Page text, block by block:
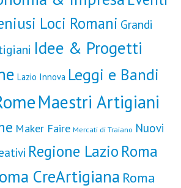
Loci Romani Grandi
Idee & Progetti
Lazio Innova Leggi e Bandi
Maestri Artigiani
Maker Faire Mercati di Traiano Nuovi
Regione Lazio Roma
CreArtigiana Roma